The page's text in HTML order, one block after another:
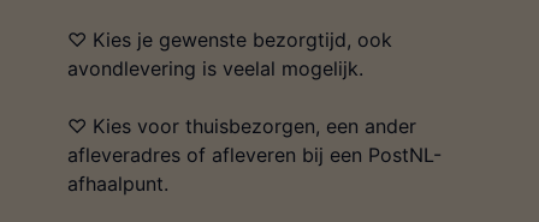
♡ Kies je gewenste bezorgtijd, ook
avondlevering is veelal mogelijk.
♡ Kies voor thuisbezorgen, een ander
afleveradres of afleveren bij een PostNL-
afhaalpunt.